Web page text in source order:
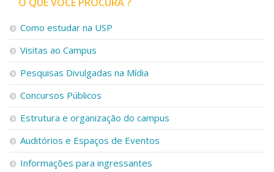
Como estudar na USP
Visitas ao Campus
Pesquisas Divulgadas na Mídia
Concursos Públicos
Estrutura e organização do campus
Auditórios e Espaços de Eventos
Informações para ingressantes